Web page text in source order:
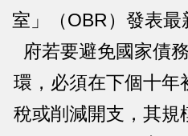
室」（OBR）發表
府若要避免國家債
環，必須在下個十年
稅或削減開支，其規